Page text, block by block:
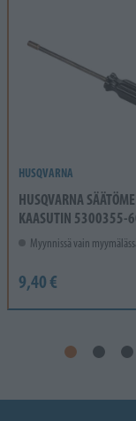
HUSQVARNA
HUSQVARNA
KAASUTIN 5300355-
Myynnissä vain
9,40 €